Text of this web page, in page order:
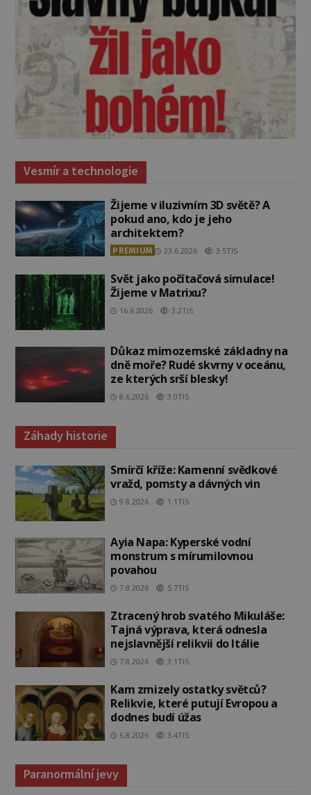
Vesmír a technologie
Žijeme v iluzivním 3D světě? A
pokud ano, kdo je jeho
architektem?
PREMIUM 23.6.2026 3.5TIS
Svět jako počítačová simulace!
Žijeme v Matrixu?
16.6.2026 3.2TIS
Důkaz mimozemské základny na
dně moře? Rudé skvrny v oceánu,
ze kterých srší blesky!
8.6.2026 3.0TIS
Záhady historie
Smírčí kříže: Kamenní svědkové
vražd, pomsty a dávných vin
9.8.2026 1.1TIS
Ayia Napa: Kyperské vodní
monstrum s mírumilovnou
povahou
7.8.2026 5.7TIS
Ztracený hrob svatého Mikuláše:
Tajná výprava, která odnesla
nejslavnější relikvii do Itálie
7.8.2026 3.1TIS
Kam zmizely ostatky světců?
Relikvie, které putují Evropou a
dodnes budí úžas
6.8.2026 3.4TIS
Paranormální jevy